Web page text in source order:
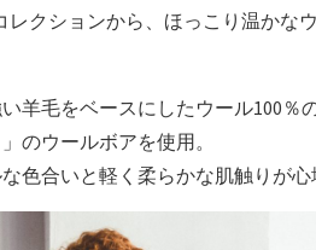
クションから、ほっこり温かな
羊毛をベースにしたウール100％
のウールボアを使用。
色合いと軽く柔らかな肌触りが心